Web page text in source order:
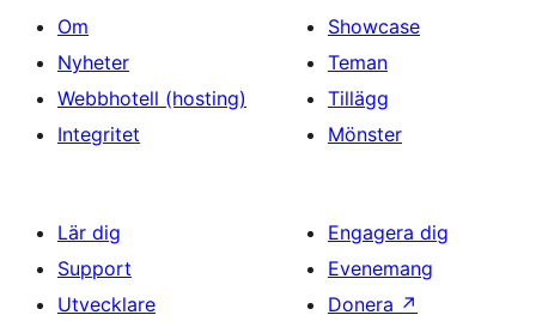
Om
Nyheter
Webbhotell (hosting)
Integritet
Showcase
Teman
Tillägg
Mönster
Lär dig
Support
Utvecklare
Engagera dig
Evenemang
Donera ↗